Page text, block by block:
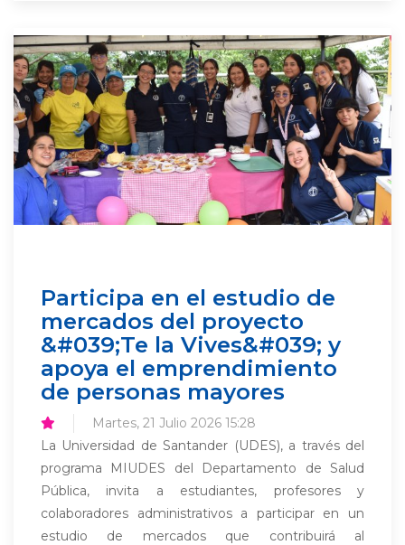
Participa en el estudio de
mercados del proyecto
&#039;Te la Vives&#039; y
apoya el emprendimiento
de personas mayores
Martes, 21 Julio 2026 15:28
La Universidad de Santander (UDES), a través del
programa MIUDES del Departamento de Salud
Pública, invita a estudiantes, profesores y
colaboradores administrativos a participar en un
estudio de mercados que contribuirá al